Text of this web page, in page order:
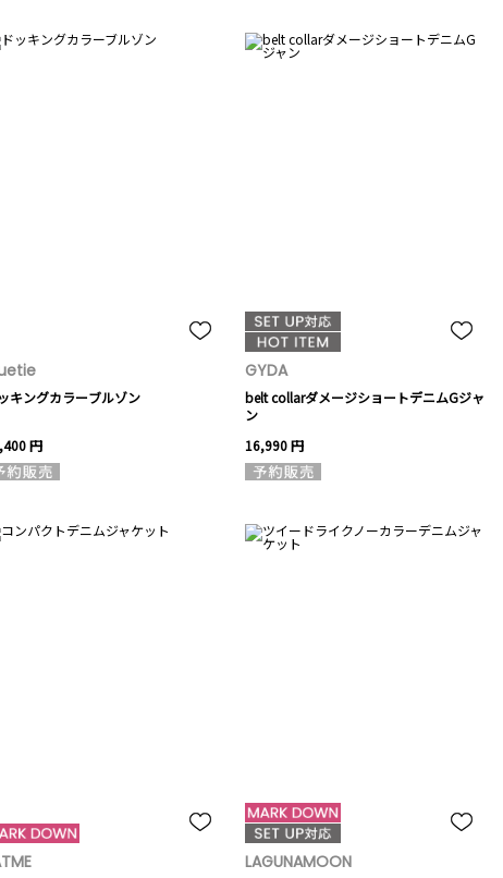
キングカラーブルゾン
円
GYDA
belt collarダメージショートデニムGジャ
ン
16,990 円
LAGUNAMOON